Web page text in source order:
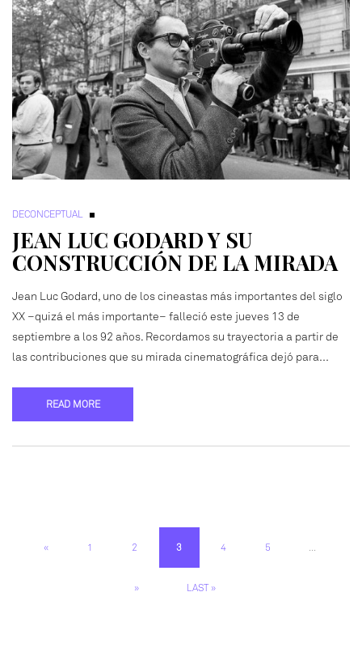
DECONCEPTUAL
JEAN LUC GODARD Y SU
CONSTRUCCIÓN DE LA MIRADA
Jean Luc Godard, uno de los cineastas más importantes del siglo
XX –quizá el más importante– falleció este jueves 13 de
septiembre a los 92 años. Recordamos su trayectoria a partir de
las contribuciones que su mirada cinematográfica dejó para…
READ MORE
« 1 2 3 4 5 ...
» LAST »